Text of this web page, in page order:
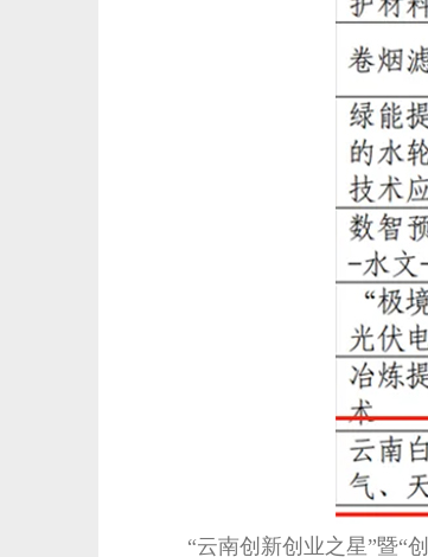
“云南创新创业之星”暨“创